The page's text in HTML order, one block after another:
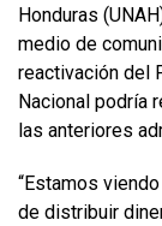
Honduras
medio de
reactivación del
Nacional podría
las anteriores
“Estamos
de distribuir